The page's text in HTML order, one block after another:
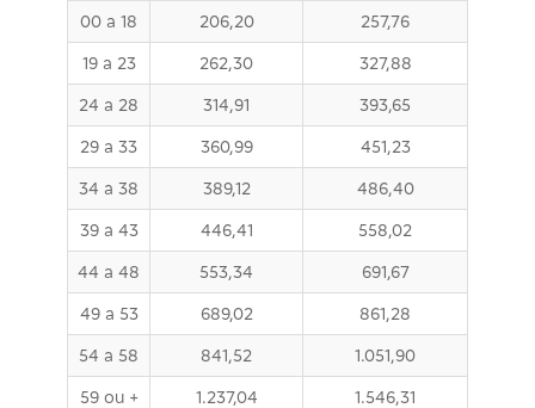
00 a 18
206,20 257,76
19 a 23 262,30 327,88
24 a 28 314,91 393,65
29 a 33 360,99 451,23
34 a 38 389,12 486,40
39 a 43 446,41 558,02
44 a 48 553,34 691,67
49 a 53 689,02 861,28
54 a 58 841,52 1.051,90
59 ou + 1.237,04 1.546,31